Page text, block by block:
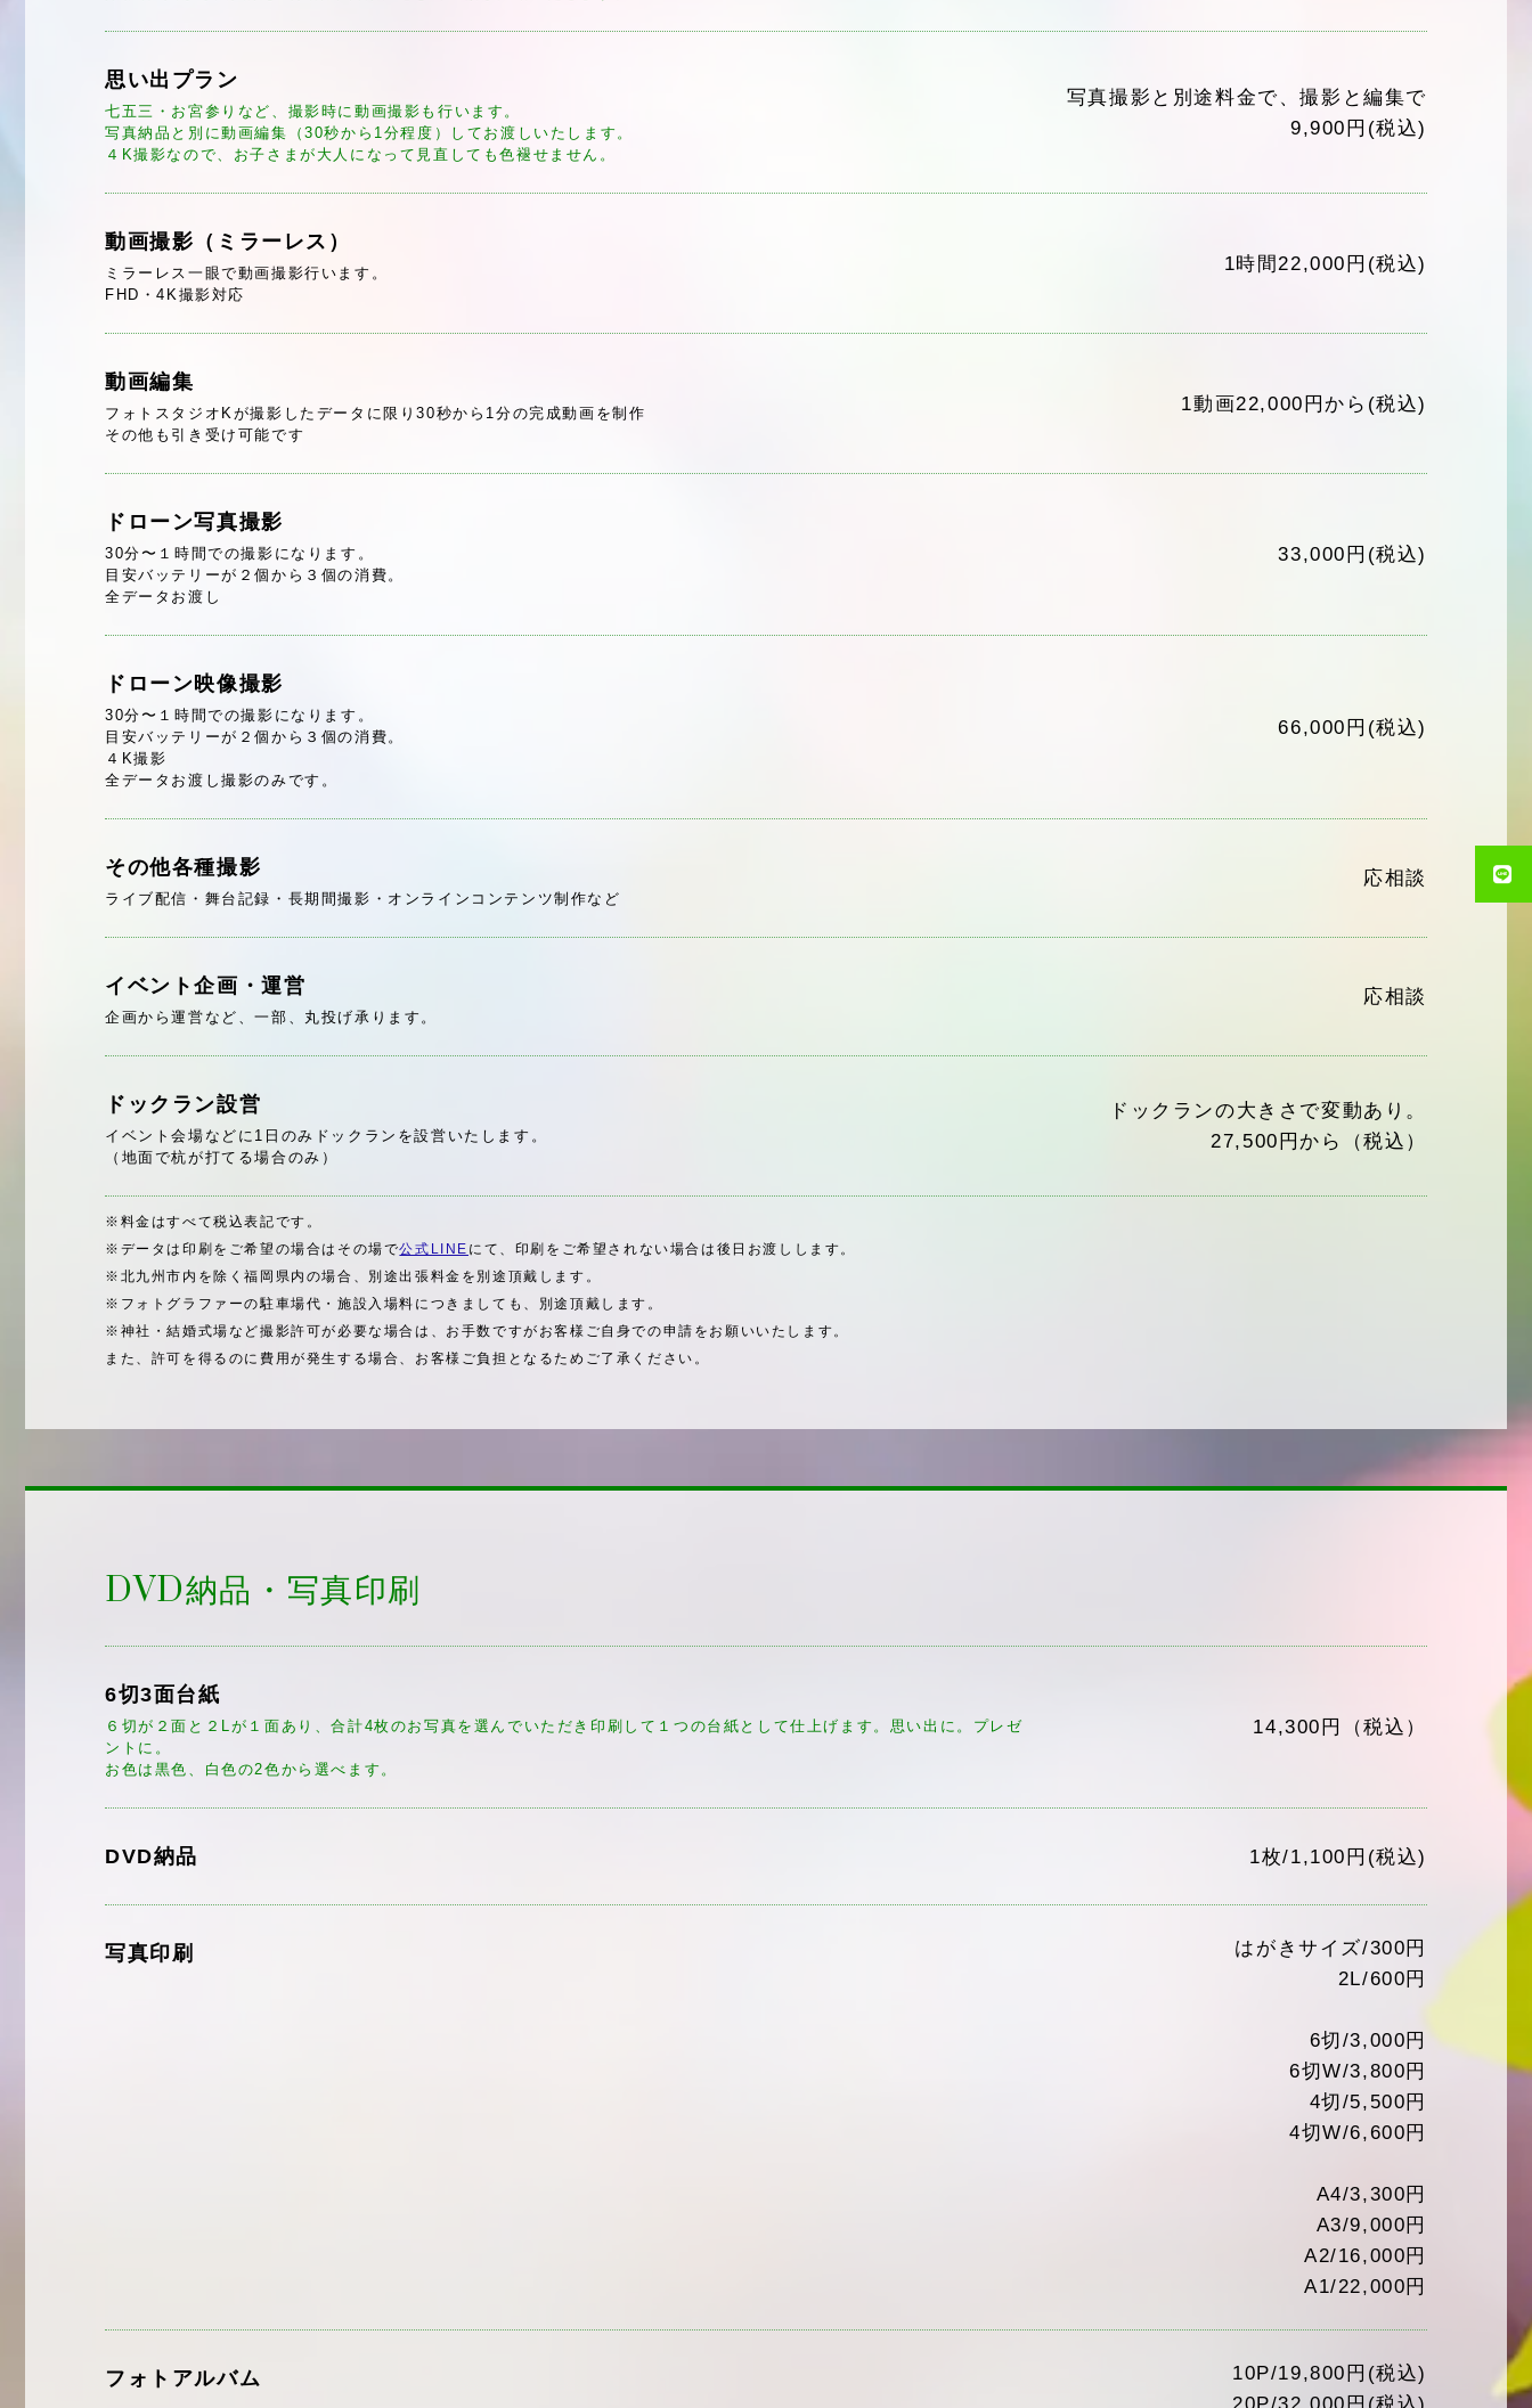
思い出プラン
七五三・お宮参りなど、撮影時に動画撮影も行います。
写真納品と別に動画編集（30秒から1分程度）してお渡しいたします。
４K撮影なので、お子さまが大人になって見直しても色褪せません。
写真撮影と別途料金で、撮影と編集で
9,900円(税込)
動画撮影（ミラーレス）
ミラーレス一眼で動画撮影行います。
FHD・4K撮影対応
1時間22,000円(税込)
動画編集
フォトスタジオKが撮影したデータに限り30秒から1分の完成動画を制作
その他も引き受け可能です
1動画22,000円から(税込)
ドローン写真撮影
30分〜１時間での撮影になります。
目安バッテリーが２個から３個の消費。
全データお渡し
33,000円(税込)
ドローン映像撮影
30分〜１時間での撮影になります。
目安バッテリーが２個から３個の消費。
４K撮影
全データお渡し撮影のみです。
66,000円(税込)
その他各種撮影
ライブ配信・舞台記録・長期間撮影・オンラインコンテンツ制作など
応相談
イベント企画・運営
企画から運営など、一部、丸投げ承ります。
応相談
ドックラン設営
イベント会場などに1日のみドックランを設営いたします。
（地面で杭が打てる場合のみ）
ドックランの大きさで変動あり。
27,500円から（税込）
※料金はすべて税込表記です。
※データは印刷をご希望の場合はその場で公式LINE にて、印刷をご希望されない場合は後日お渡しします。
※北九州市内を除く福岡県内の場合、別途出張料金を別途頂戴します。
※フォトグラファーの駐車場代・施設入場料につきましても、別途頂戴します。
※神社・結婚式場など撮影許可が必要な場合は、お手数ですがお客様ご自身での申請をお願いいたします。
また、許可を得るのに費用が発生する場合、お客様ご負担となるためご了承ください。
DVD納品・写真印刷
6切3面台紙
６切が２面と２Lが１面あり、合計4枚のお写真を選んでいただき印刷して１つの台紙として仕上げます。思い出に。プレゼ
ントに。
お色は黒色、白色の2色から選べます。
14,300円（税込）
DVD納品 1枚/1,100円(税込)
写真印刷
はがきサイズ/300円
2L/600円
6切/3,000円
6切W/3,800円
4切/5,500円
4切W/6,600円
A4/3,300円
A3/9,000円
A2/16,000円
A1/22,000円
フォトアルバム
10P/19,800円(税込)